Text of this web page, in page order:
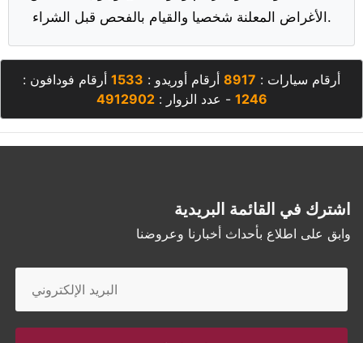
الأغراض المعلنة شخصيا والقيام بالفحص قبل الشراء.
أرقام سيارات : 8917 أرقام أوريدو : 1533 أرقام فودافون :
1246 - عدد الزوار :4912902
اشترك في القائمة البريدية
وابق على اطلاع بأحداث أخبارنا وعروضنا